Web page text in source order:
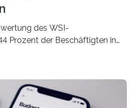
des WSI-
Prozent der Beschäftigten in
ist der Anteil mit 72 Prozent
deutlich teurer geworden. Für
das zumeist im Juni oder